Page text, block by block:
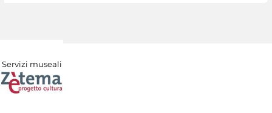
Servizi museali